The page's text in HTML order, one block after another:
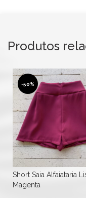
Produtos
-50%
Short Saia Alfaiataria
Magenta